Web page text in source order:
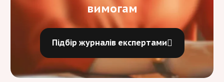
вимогам
Підбір журналів експертами